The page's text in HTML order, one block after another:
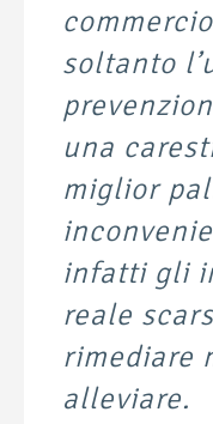
soltanto
una
miglior
infatti gli
reale
rimediare
alleviare.